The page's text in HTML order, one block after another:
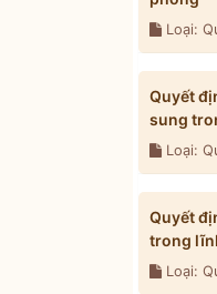
Loại:
Quyết
sung
Loại:
Quyết
trong
Loại: